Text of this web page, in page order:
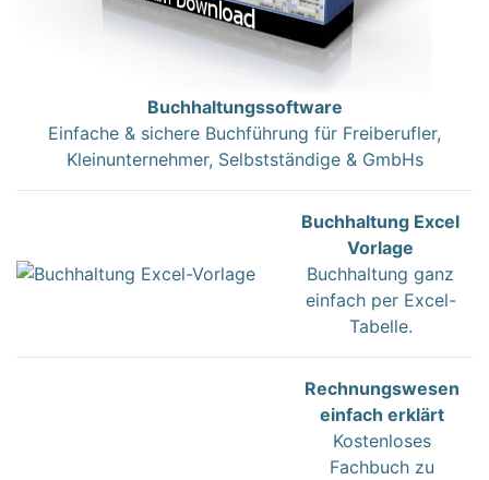
Buchhaltungssoftware
Einfache & sichere Buchführung für Freiberufler,
Kleinunternehmer, Selbstständige & GmbHs
Buchhaltung Excel
Vorlage
Buchhaltung ganz
einfach per Excel-
Tabelle.
Rechnungswesen
einfach erklärt
Kostenloses
Fachbuch zu